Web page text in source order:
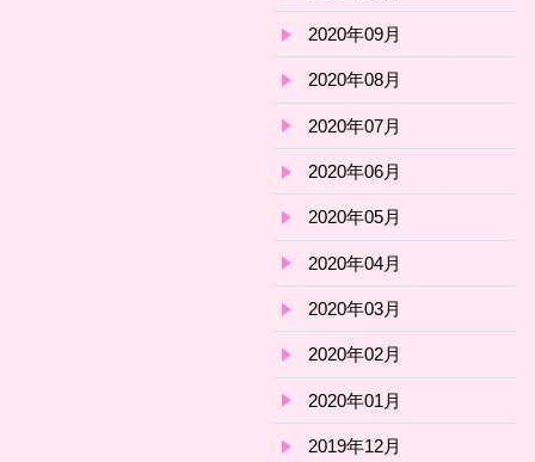
2020年09月
2020年08月
2020年07月
2020年06月
2020年05月
2020年04月
2020年03月
2020年02月
2020年01月
2019年12月